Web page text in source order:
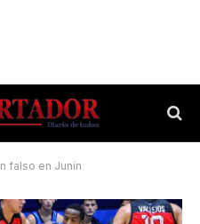
falso en Junín